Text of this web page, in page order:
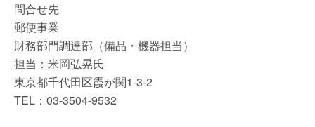
問合せ先
郵便事業
財務部門調達部（備品・機器担当）
担当：米岡弘晃氏
東京都千代田区霞が関1-3-2
TEL：03-3504-9532